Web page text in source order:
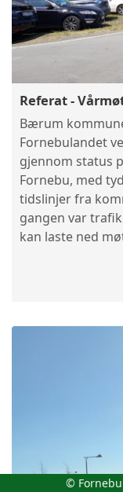
Referat -
Bærum
Fornebulandet
gjennom status
Fornebu, med
tidslinjer fra
gangen var
kan laste ned
©